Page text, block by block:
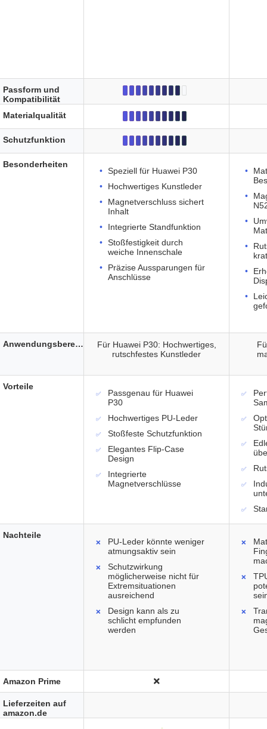
Speziell für Huawei P30
Hochwertiges Kunstleder
Magnetverschluss sichert
Inhalt
Integrierte Standfunktion
Stoßfestigkeit durch
weiche Innenschale
Präzise Aussparungen für
Anschlüsse
Für Huawei P30: Hochwertiges,
rutschfestes Kunstleder
Passgenau für Huawei
P30
Hochwertiges PU-Leder
Stoßfeste Schutzfunktion
Elegantes Flip-Case
Design
Integrierte
Magnetverschlüsse
PU-Leder könnte weniger
atmungsaktiv sein
Schutzwirkung
möglicherweise nicht für
Extremsituationen
ausreichend
Design kann als zu
schlicht empfunden
werden
Passform und
Kompatibilität
Materialqualität
Schutzfunktion
Besonderheiten
Anwendungsbereich
Vorteile
Nachteile
Amazon Prime
Lieferzeiten auf
amazon.de